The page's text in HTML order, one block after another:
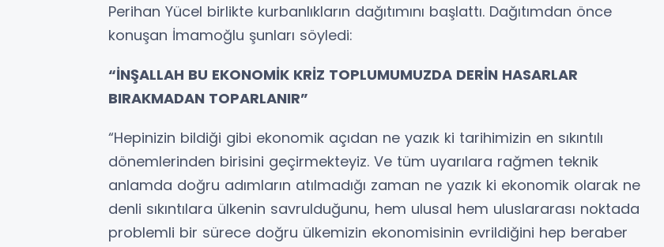
Perihan Yücel birlikte kurbanlıkların dağıtımını başlattı. Dağıtımdan önce
konuşan İmamoğlu şunları söyledi:
“İNŞALLAH BU EKONOMİK KRİZ TOPLUMUMUZDA DERİN HASARLAR
BIRAKMADAN TOPARLANIR”
“Hepinizin bildiği gibi ekonomik açıdan ne yazık ki tarihimizin en sıkıntılı
dönemlerinden birisini geçirmekteyiz. Ve tüm uyarılara rağmen teknik
anlamda doğru adımların atılmadığı zaman ne yazık ki ekonomik olarak ne
denli sıkıntılara ülkenin savrulduğunu, hem ulusal hem uluslararası noktada
problemli bir sürece doğru ülkemizin ekonomisinin evrildiğini hep beraber